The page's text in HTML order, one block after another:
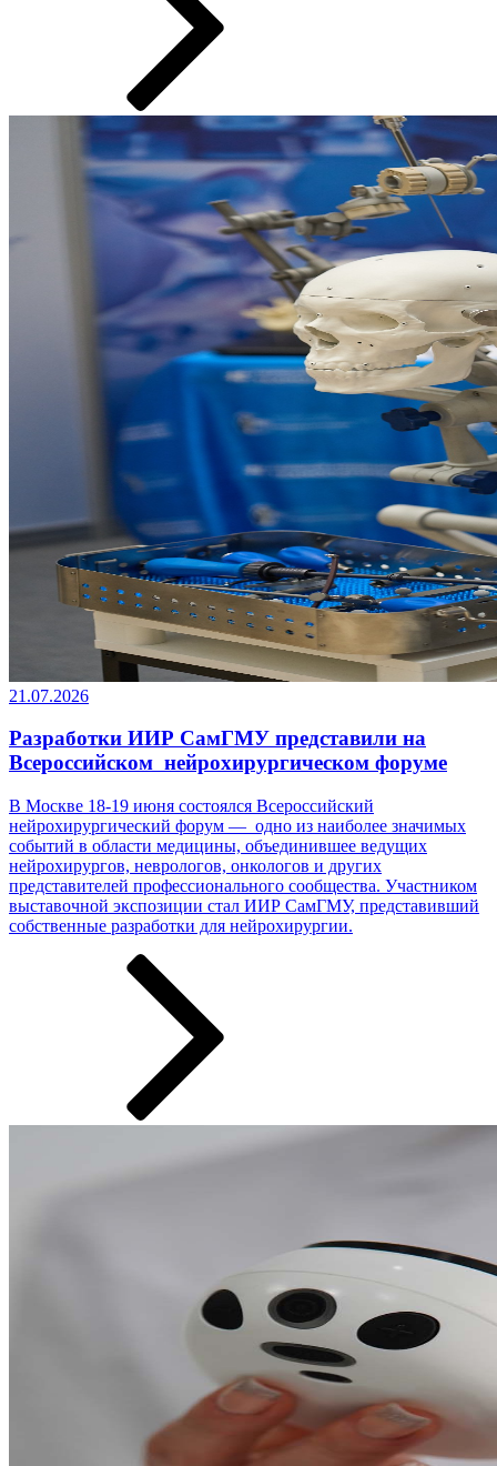
21.07.2026
Разработки ИИР СамГМУ представили на
Всероссийском нейрохирургическом форуме
В Москве 18-19 июня состоялся Всероссийский
нейрохирургический форум — одно из наиболее значимых
событий в области медицины, объединившее ведущих
нейрохирургов, неврологов, онкологов и других
представителей профессионального сообщества. Участником
выставочной экспозиции стал ИИР СамГМУ, представивший
собственные разработки ­­­для нейрохирургии.